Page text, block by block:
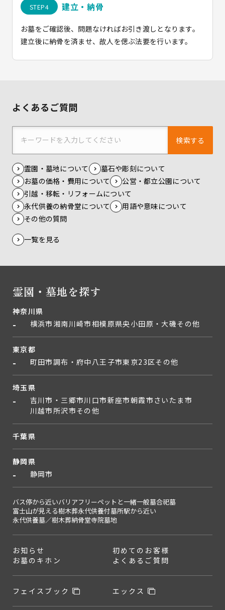
建立・納骨
お墓をご確認後、問題なければお引き渡しとなります。
建立後に納骨を済ませ、故人を偲ぶ法要を行います。
よくあるご質問
検索する
霊園・墓地について
墓石や彫刻について
お墓の価格・費用について
公営・都立公園について
引越・移転・リフォームについて
永代供養の納骨堂について
用語や意味について
その他の質問
一覧を見る
霊園・墓地を探す
神奈川県
横浜市 湘南川崎市相模原県央小田原・大磯その他
東京都
町田市調布・府中八王子市東京23区その他
埼玉県
吉川市・三郷市川口市新座市朝霞市 さいたま市
川越市所沢市その他
千葉県
静岡県
静岡市
バス停から近いバリアフリーペットと一緒一般墓合祀墓
富士山が見える樹木葬永代供養付墓所駅から近い
永代供養墓／樹木葬納骨堂寺院墓地
お知らせ
初めてのお客様
お墓のキホン
よくあるご質問
フェイスブック エックス